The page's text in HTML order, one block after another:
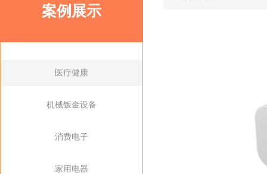
案例展示
医疗健康
机械钣金设备
消费电子
家用电器